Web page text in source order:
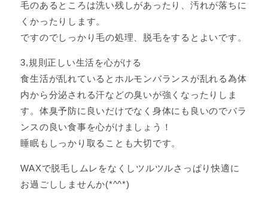
毛のあるところは洗い残しがあったり、汚れが落ちに
くかったりします。
ですのでしっかり毛の処理、脱毛をするとよいです。
3,規則正しい生活を心がける
食生活が乱れているとホルモンバランスが乱れる為体
内から分泌される汗などの臭いが強くなったりしま
す。体臭予防に良いだけでなく身体にも良いのでバラ
ンスの良い食事を心がけましょう！
睡眠もしっかり取ることも大切です。
WAXで脱毛しムレをなくしツルツルさっぱり快適に
お過ごししませんか(*^^*)